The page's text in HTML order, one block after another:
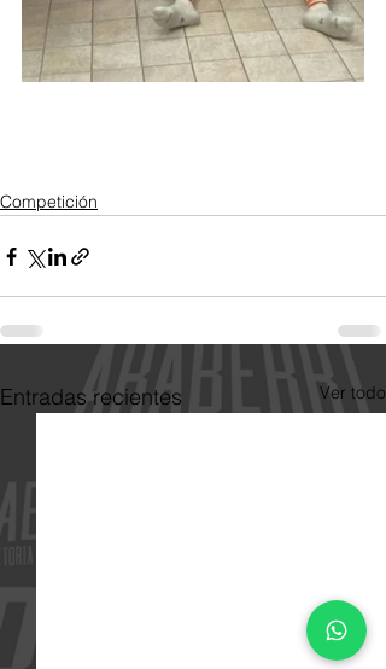
Competición
Entradas recientes Ver todo